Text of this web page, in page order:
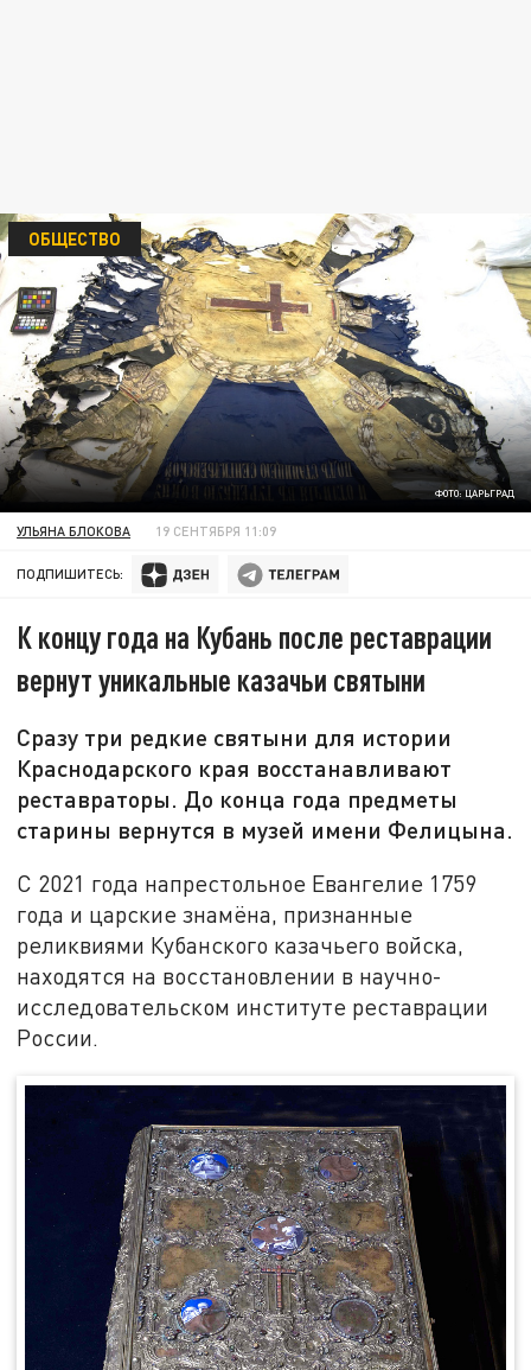
ФОТО: ЦАРЬГРАД
ОБЩЕСТВО
УЛЬЯНА БЛОКОВА 19 СЕНТЯБРЯ 11:09
ПОДПИШИТЕСЬ:
К концу года на Кубань после реставрации
вернут уникальные казачьи святыни
Сразу три редкие святыни для истории
Краснодарского края восстанавливают
реставраторы. До конца года предметы
старины вернутся в музей имени Фелицына.
C 2021 года напрестольное Евангелие 1759
года и царские знамёна, признанные
реликвиями Кубанского казачьего войска,
находятся на восстановлении в научно-
исследовательском институте реставрации
России.